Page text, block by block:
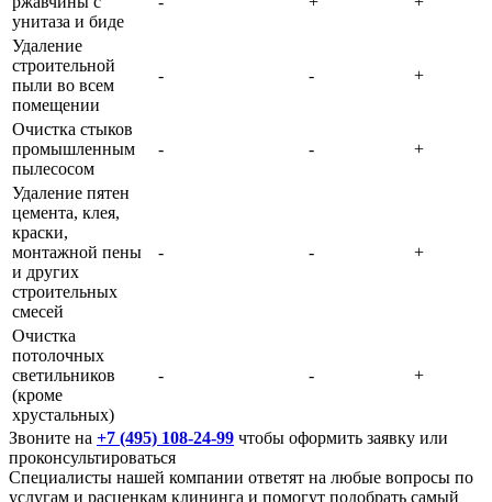
унитаза и биде
Удаление
строительной
пыли во всем
помещении
- - +
Очистка стыков
промышленным
пылесосом
- - +
Удаление пятен
цемента, клея,
краски,
монтажной пены
и других
строительных
смесей
- - +
Очистка
потолочных
светильников
(кроме
хрустальных)
- - +
Звоните на +7 (495) 108-24-99 чтобы оформить заявку или
проконсультироваться
Специалисты нашей компании ответят на любые вопросы по
услугам и расценкам клининга и помогут подобрать самый